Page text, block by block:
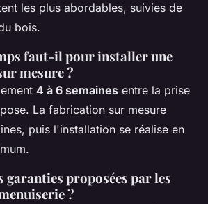
les plus abordables, suivies de
bois.
faut-il pour installer une
mesure ?
4 à 6 semaines entre la prise
La fabrication sur mesure
puis l'installation se réalise en
garanties proposées par les
?